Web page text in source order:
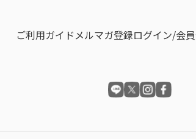
ご利用ガイドメルマガ登録ログイン/会